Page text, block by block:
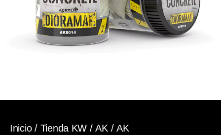
Inicio/ Tienda KW /AK /AK